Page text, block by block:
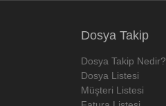
Dosya Takip
Dosya Takip Nedir?
Dosya Listesi
Müşteri Listesi